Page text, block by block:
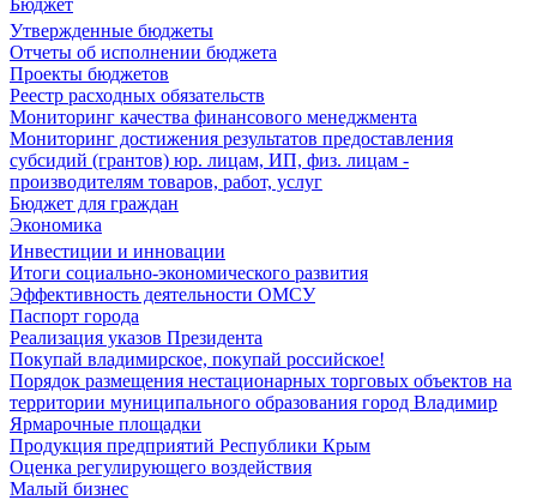
Бюджет
Утвержденные бюджеты
Отчеты об исполнении бюджета
Проекты бюджетов
Реестр расходных обязательств
Мониторинг качества финансового менеджмента
Мониторинг достижения результатов предоставления
субсидий (грантов) юр. лицам, ИП, физ. лицам -
производителям товаров, работ, услуг
Бюджет для граждан
Экономика
Инвестиции и инновации
Итоги социально-экономического развития
Эффективность деятельности ОМСУ
Паспорт города
Реализация указов Президента
Покупай владимирское, покупай российское!
Порядок размещения нестационарных торговых объектов на
территории муниципального образования город Владимир
Ярмарочные площадки
Продукция предприятий Республики Крым
Оценка регулирующего воздействия
Малый бизнес